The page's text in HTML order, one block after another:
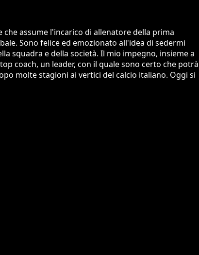
assume l'incarico di allenatore della prima
Sono felice ed emozionato all'idea di sedermi
squadra e della società. Il mio impegno, insieme a
coach, un leader, con il quale sono certo che potrà
molte stagioni ai vertici del calcio italiano. Oggi si